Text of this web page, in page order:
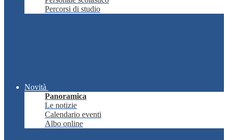
Percorsi di studio
Novità
Panoramica
Le notizie
Calendario eventi
Albo online